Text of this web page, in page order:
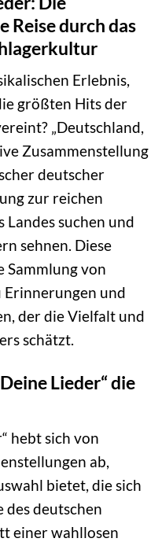
Reise durch das
Erlebnis,
größten Hits der
„Deutschland,
Zusammenstellung
deutscher
zur reichen
Landes suchen und
sehnen. Diese
von
Erinnerungen und
der die Vielfalt und
schätzt.
Lieder“ die
hebt sich von
ab,
bietet, die sich
des deutschen
einer wahllosen